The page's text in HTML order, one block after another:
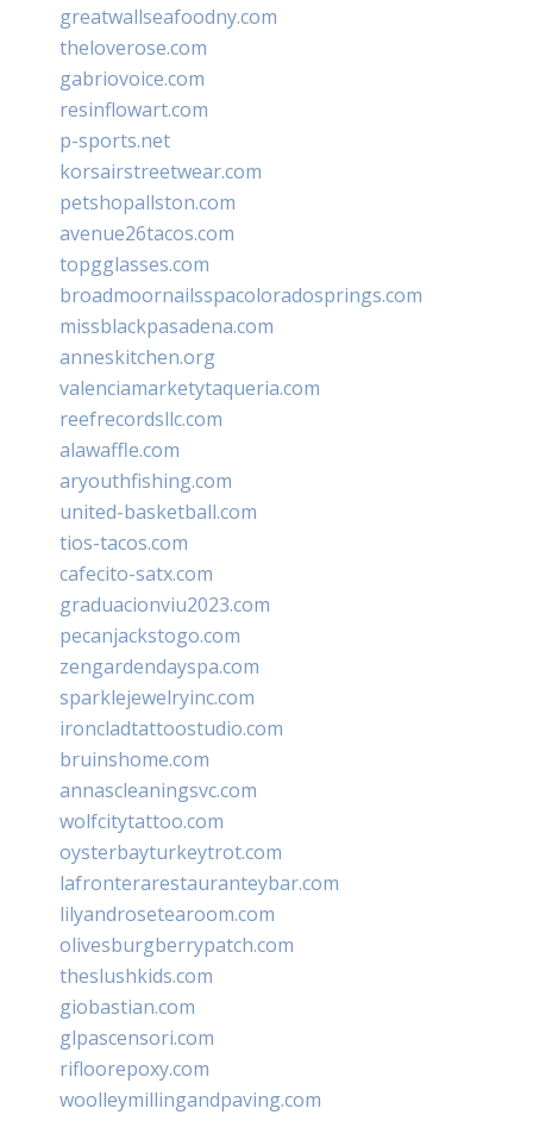
greatwallseafoodny.com
theloverose.com
gabriovoice.com
resinflowart.com
p-sports.net
korsairstreetwear.com
petshopallston.com
avenue26tacos.com
topgglasses.com
broadmoornailsspacoloradosprings.com
missblackpasadena.com
anneskitchen.org
valenciamarketytaqueria.com
reefrecordsllc.com
alawaffle.com
aryouthfishing.com
united-basketball.com
tios-tacos.com
cafecito-satx.com
graduacionviu2023.com
pecanjackstogo.com
zengardendayspa.com
sparklejewelryinc.com
ironcladtattoostudio.com
bruinshome.com
annascleaningsvc.com
wolfcitytattoo.com
oysterbayturkeytrot.com
lafronterarestauranteybar.com
lilyandrosetearoom.com
olivesburgberrypatch.com
theslushkids.com
giobastian.com
glpascensori.com
rifloorepoxy.com
woolleymillingandpaving.com